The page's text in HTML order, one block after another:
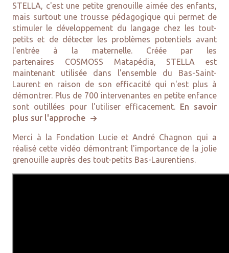
STELLA, c'est une petite grenouille aimée des enfants,
mais surtout une trousse pédagogique qui permet de
stimuler le développement du langage chez les tout-
petits et de détecter les problèmes potentiels avant
l'entrée à la maternelle. Créée par les
partenaires COSMOSS Matapédia, STELLA est
maintenant utilisée dans l'ensemble du Bas-Saint-
Laurent en raison de son efficacité qui n'est plus à
démontrer. Plus de 700 intervenantes en petite enfance
sont outillées pour l'utiliser efficacement. En savoir
plus sur l'approche
Merci à la Fondation Lucie et André Chagnon qui a
réalisé cette vidéo démontrant l'importance de la jolie
grenouille auprès des tout-petits Bas-Laurentiens.